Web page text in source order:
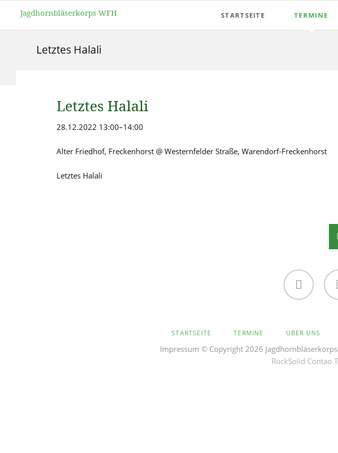
Jagdhornbläserkorps WFH STARTSEITE TERMINE
Letztes Halali
Letztes Halali
28.12.2022 13:00–14:00
Alter Friedhof, Freckenhorst @ Westernfelder Straße, Warendorf-Freckenhorst
Letztes Halali
ÜBERSPRINGEN
STARTSEITE TERMINE ÜBER UNS
Impressum © Copyright 2026
RockSolid Contao